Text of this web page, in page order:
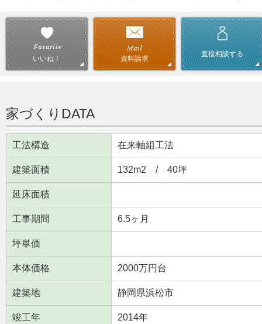
いいね！ 資料請求
直接相談する
家づくりDATA
工法構造 在来軸組工法
建築面積 132m2 / 40坪
延床面積
工事期間 6.5ヶ月
坪単価
本体価格 2000万円台
建築地 静岡県浜松市
竣工年 2014年